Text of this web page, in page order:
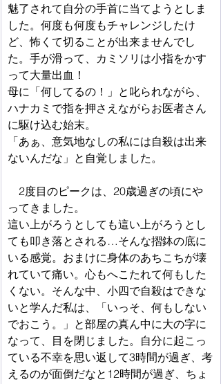
魅了されて自分の手首に当てようとしま
した。何度も何度もチャレンジしたけ
ど、怖くて切ることが出来ませんでし
た。手が滑って、カミソリは小指をかす
って大量出血！
母に「何してるの！」と叱られながら、
ハナカミで指を押さえながらお医者さん
に駆け込む始末。
「あぁ、意気地なしの私には自殺は出来
ないんだな」と自覚しました。
2度目のピークは、20歳過ぎの頃にや
ってきました。
這い上がろうとしても這い上がろうとし
ても叩き落とされる…そんな摺鉢の底に
いる感覚。おまけに身体のあちこちが壊
れていて痛い。心もへこたれて何もした
くない。そんな中、小四で自殺はできな
いと学んだ私は、「いっそ、何もしない
でおこう。」と部屋の真ん中に大の字に
なって、目を閉じました。自分に起こっ
ている不幸を思い返して3時間が過ぎ、考
えるのが面倒だなと12時間が過ぎ、ちょ